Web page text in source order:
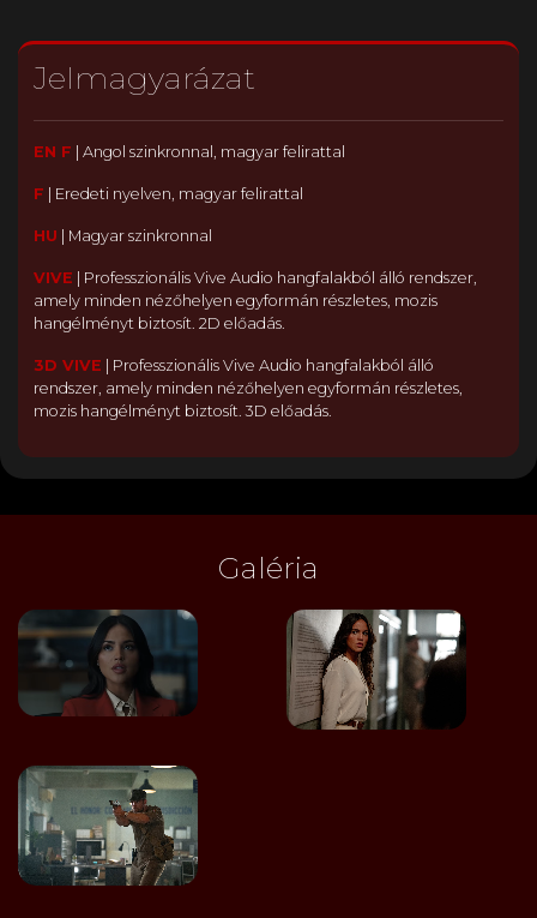
Jelmagyarázat
EN F Angol szinkronnal, magyar felirattal
F Eredeti nyelven, magyar felirattal
HU Magyar szinkronnal
VIVE
Professzionális Vive Audio hangfalakból álló rendszer,
amely minden nézőhelyen egyformán részletes, mozis
hangélményt biztosít. 2D előadás.
3D VIVE
Professzionális Vive Audio hangfalakból álló
rendszer, amely minden nézőhelyen egyformán részletes,
mozis hangélményt biztosít. 3D előadás.
Galéria